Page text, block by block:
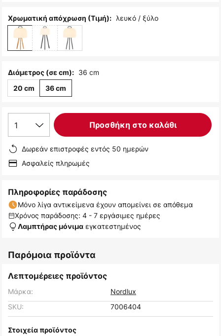
Χρωματική απόχρωση (Τιμή): λευκό / ξύλο
Διάμετρος (σε cm): 36 cm
20 cm 36 cm
1 Προσθήκη στο καλάθι
Δωρεάν επιστροφές εντός 50 ημερών
Ασφαλείς πληρωμές
Πληροφορίες παράδοσης
Μόνο λίγα αντικείμενα έχουν απομείνει σε απόθεμα
Χρόνος παράδοσης: 4 - 7 εργάσιμες ημέρες
Λαμπτήρας μόνιμα εγκατεστημένος
Παρόμοια προϊόντα
Λεπτομέρειες προϊόντος
Μάρκα:
Nordlux
SKU:
7006404
Στοιχεία προϊόντος